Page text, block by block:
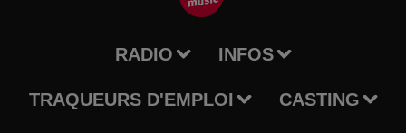
RADIO INFOS
TRAQUEURS D'EMPLOI CASTING